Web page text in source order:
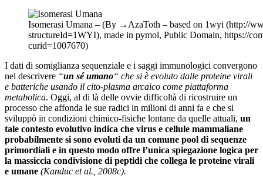
Isomerasi Umana – (By →AzaToth – based on 1wyi (http://
structureId=1WYI), made in pymol, Public Domain, https://
curid=1007670)
I dati di somiglianza sequenziale e i saggi immunologici convergono
nel descrivere “un sé umano“ che si è evoluto dalle proteine ​​virali
e batteriche usando il cito-plasma arcaico come piattaforma
metabolica. Oggi, al di là delle ovvie difficoltà di ricostruire un
processo che affonda le sue radici in milioni di anni fa e che si
sviluppò in condizioni chimico-fisiche lontane da quelle attuali, un
tale contesto evolutivo indica che virus e cellule mammaliane
probabilmente si sono evoluti da un comune pool di sequenze
primordiali e in questo modo offre l’unica spiegazione logica per
la massiccia condivisione di peptidi che collega le proteine ​​virali
e umane (Kanduc et al., 2008c).